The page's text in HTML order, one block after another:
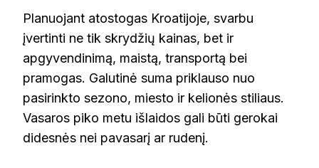
Planuojant atostogas Kroatijoje, svarbu
įvertinti ne tik skrydžių kainas, bet ir
apgyvendinimą, maistą, transportą bei
pramogas. Galutinė suma priklauso nuo
pasirinkto sezono, miesto ir kelionės stiliaus.
Vasaros piko metu išlaidos gali būti gerokai
didesnės nei pavasarį ar rudenį.